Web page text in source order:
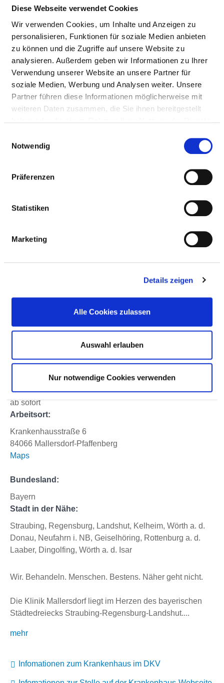
Diese Webseite verwendet Cookies
Wir verwenden Cookies, um Inhalte und Anzeigen zu
personalisieren, Funktionen für soziale Medien anbieten
zu können und die Zugriffe auf unsere Website zu
analysieren. Außerdem geben wir Informationen zu Ihrer
Verwendung unserer Website an unsere Partner für
soziale Medien, Werbung und Analysen weiter. Unsere
Partner führen diese Informationen möglicherweise mit
weiteren Daten zusammen, die Sie ihnen bereitgestellt
Notwendig
Präferenzen
Statistiken
Marketing
Details zeigen
Alle Cookies zulassen
Auswahl erlauben
Nur notwendige Cookies verwenden
Karte vergrößern
MEDIZIN, KARDIOLOGIE
Ärztlicher Dienst
Oberarzt / -ärztin
Arbeitszeit:
ab sofort
Arbeitsort:
Krankenhausstraße 6
84066 Mallersdorf-Pfaffenberg
Maps
Bundesland:
Bayern
Stadt in der Nähe:
Straubing, Regensburg, Landshut, Kelheim, Wörth a. d.
Donau, Neufahrn i. NB, Geiselhöring, Rottenburg a. d.
Laaber, Dingolfing, Wörth a. d. Isar
Wir. Behandeln. Menschen. Bestens. Näher geht nicht.
Die Klinik Mallersdorf liegt im Herzen des bayerischen
Städtedreiecks Straubing-Regensburg-Landshut....
mehr
Infomationen zum Krankenhaus im DKV